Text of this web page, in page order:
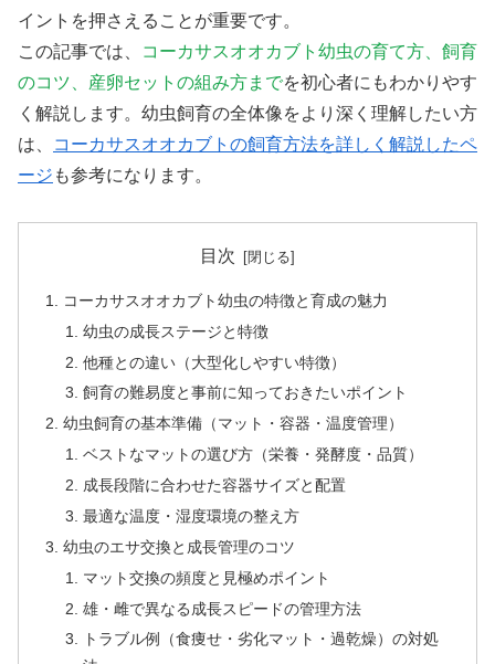
イントを押さえることが重要です。
この記事では、
コーカサスオオカブト幼虫の育て方、飼育
のコツ、産卵セットの組み方までを初心者にもわかりやす
く解説します。幼虫飼育の全体像をより深く理解したい方
は、
コーカサスオオカブトの飼育方法を詳しく解説したペ
ージ も参考になります。
目次
コーカサスオオカブト幼虫の特徴と育成の魅力
幼虫の成長ステージと特徴
他種との違い（大型化しやすい特徴）
飼育の難易度と事前に知っておきたいポイント
幼虫飼育の基本準備（マット・容器・温度管理）
ベストなマットの選び方（栄養・発酵度・品質）
成長段階に合わせた容器サイズと配置
最適な温度・湿度環境の整え方
幼虫のエサ交換と成長管理のコツ
マット交換の頻度と見極めポイント
雄・雌で異なる成長スピードの管理方法
トラブル例（食痩せ・劣化マット・過乾燥）の対処